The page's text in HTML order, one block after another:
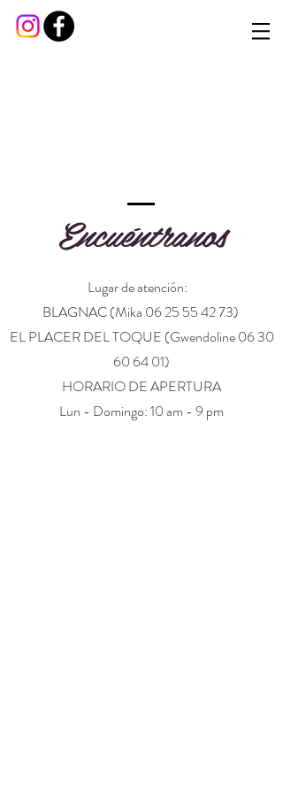
Encuéntranos
Lugar de atención:
BLAGNAC (Mika 06 25 55 42 73)
EL PLACER DEL TOQUE (Gwendoline06 30
60 64 01)
HORARIO DE APERTURA
Lun - Domingo: 10 am - 9 pm